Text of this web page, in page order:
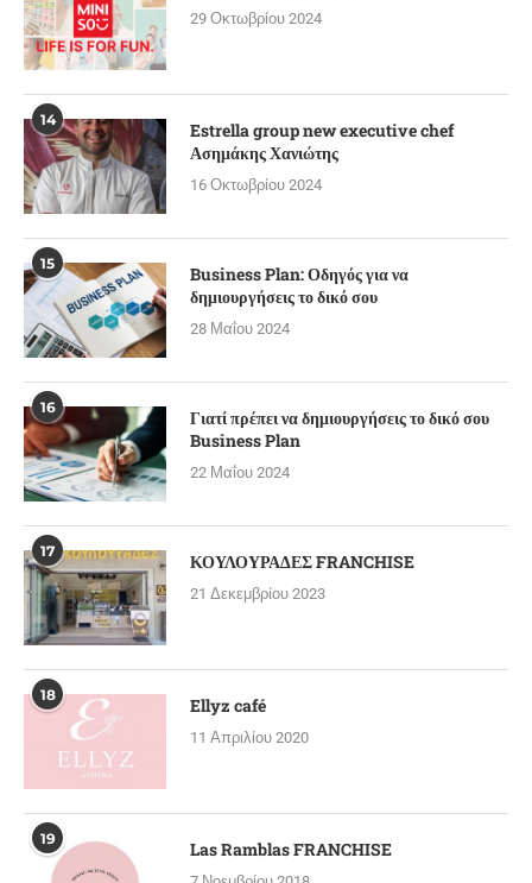
29 Οκτωβρίου 2024
14
Estrella group new executive chef
Ασημάκης Χανιώτης
16 Οκτωβρίου 2024
15
Business Plan: Οδηγός για να
δημιουργήσεις το δικό σου
28 Μαΐου 2024
16
Γιατί πρέπει να δημιουργήσεις το δικό σου
Business Plan
22 Μαΐου 2024
17 ΚΟΥΛΟΥΡΑΔΕΣ FRANCHISE
21 Δεκεμβρίου 2023
18 Ellyz café
11 Απριλίου 2020
19 Las Ramblas FRANCHISE